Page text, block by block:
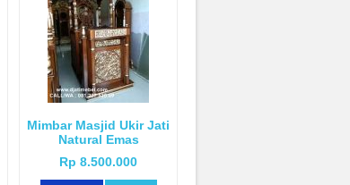
Mimbar Masjid Ukir Jati
Natural Emas
Rp 8.500.000